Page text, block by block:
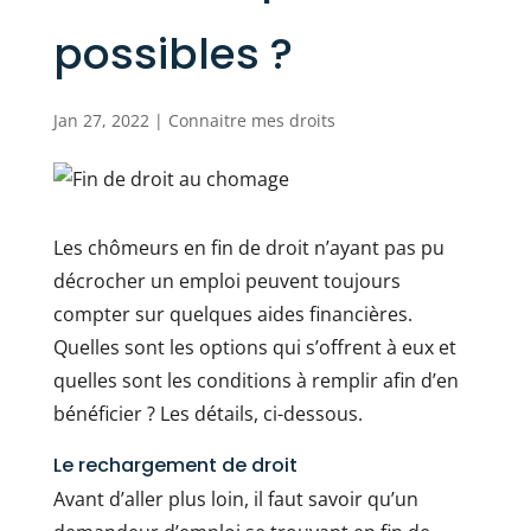
possibles ?
Jan 27, 2022| Connaitre mes droits
Les chômeurs en fin de droit n’ayant pas pu
décrocher un emploi peuvent toujours
compter sur quelques aides financières.
Quelles sont les options qui s’offrent à eux et
quelles sont les conditions à remplir afin d’en
bénéficier ? Les détails, ci-dessous.
Le rechargement de droit
Avant d’aller plus loin, il faut savoir qu’un